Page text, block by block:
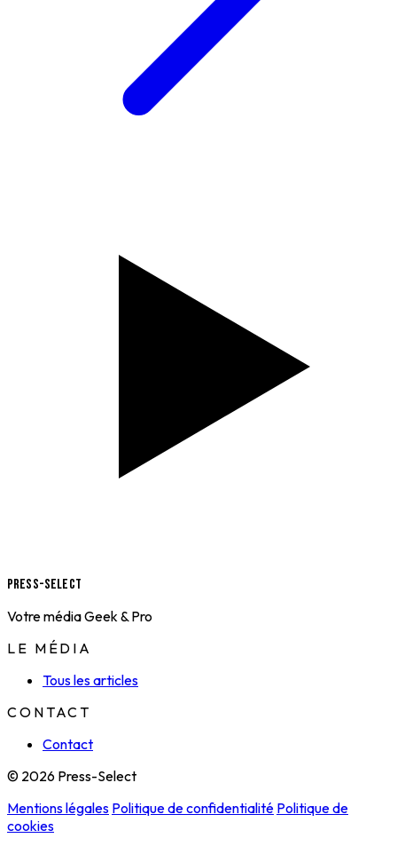
Press-Select
Votre média Geek & Pro
LE MÉDIA
Tous les articles
CONTACT
Contact
© 2026 Press-Select
Mentions légales Politique de confidentialité Politique de
cookies